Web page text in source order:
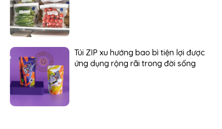
Túi ZIP xu hướng bao bì tiện lợi được
ứng dụng rộng rãi trong đời sống